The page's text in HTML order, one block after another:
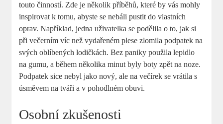
touto činností. Zde je několik příběhů, které by vás mohly
inspirovat k tomu, abyste se nebáli pustit do vlastních
oprav. Například, jedna uživatelka se podělila o to, jak si
při večerním víc než vydařeném plese zlomila podpatek na
svých oblíbených lodičkách. Bez paniky použila lepidlo
na gumu, a během několika minut byly boty zpět na noze.
Podpatek sice nebyl jako nový, ale na večírek se vrátila s
úsměvem na tváři a v pohodlném obuvi.
Osobní zkušenosti